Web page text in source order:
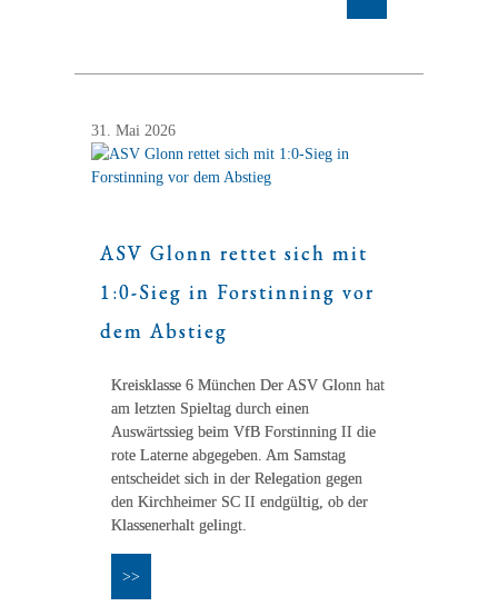
31. Mai 2026
ASV Glonn rettet sich mit
1:0-Sieg in Forstinning vor
dem Abstieg
Kreisklasse 6 München Der ASV Glonn hat
am letzten Spieltag durch einen
Auswärtssieg beim VfB Forstinning II die
rote Laterne abgegeben. Am Samstag
entscheidet sich in der Relegation gegen
den Kirchheimer SC II endgültig, ob der
Klassenerhalt gelingt.
>>